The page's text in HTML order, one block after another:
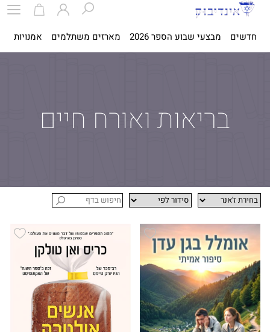
חדשים מבצעי שבוע הספר 2026 מארזים משתלמים אמנויות
בריאות ואורח חיים